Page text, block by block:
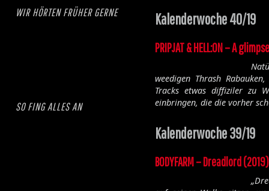
WIR HÖRTEN FRÜHER GERNE
SO FING ALLES AN
Kalenderwoche 40/19
PRIPJAT & HELL:ON – A
weedigen Thrash
Tracks etwas diffiziler zu
einbringen, die die vorher
Kalenderwoche 39/19
BODYFARM – Dreadlord (2019)